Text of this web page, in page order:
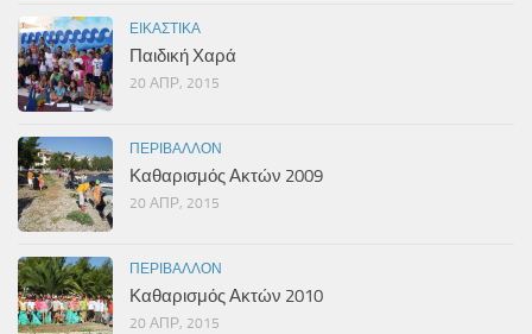
ΕΙΚΑΣΤΙΚΆ
Παιδική Χαρά
20 ΑΠΡ, 2015
ΠΕΡΙΒΆΛΛΟΝ
Καθαρισμός Ακτών 2009
20 ΑΠΡ, 2015
ΠΕΡΙΒΆΛΛΟΝ
Καθαρισμός Ακτών 2010
20 ΑΠΡ, 2015